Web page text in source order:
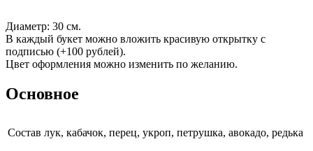
Диаметр: 30 см.
В каждый букет можно вложить красивую открытку с
подписью (+100 рублей).
Цвет оформления можно изменить по желанию.
Основное
Cостав лук, кабачок, перец, укроп, петрушка, авокадо, редька